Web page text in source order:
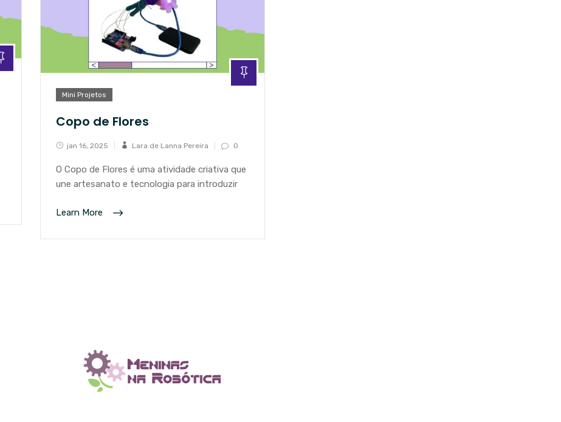
Mini Projetos
Copo de Flores
jan 16, 2025 Lara de Lanna Pereira 0
O Copo de Flores é uma atividade criativa que
une artesanato e tecnologia para introduzir
Learn More